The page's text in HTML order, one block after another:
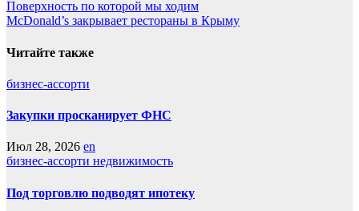
LiveJournal
Навигация
по
записям
Поверхность по которой мы ходим
McDonald’s закрывает рестораны в Крыму
Читайте также
бизнес-ассорти
Закупки просканирует ФНС
Июл 28, 2026 en
бизнес-ассорти недвижимость
Под торговлю подводят ипотеку